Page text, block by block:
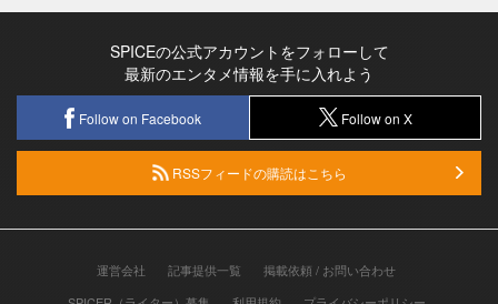
SPICEの公式アカウントをフォローして
最新のエンタメ情報を手に入れよう
Follow on Facebook Follow on X
RSSフィードの購読はこちら
運営会社 記事提供一覧
掲載依頼 / お問い合わせ